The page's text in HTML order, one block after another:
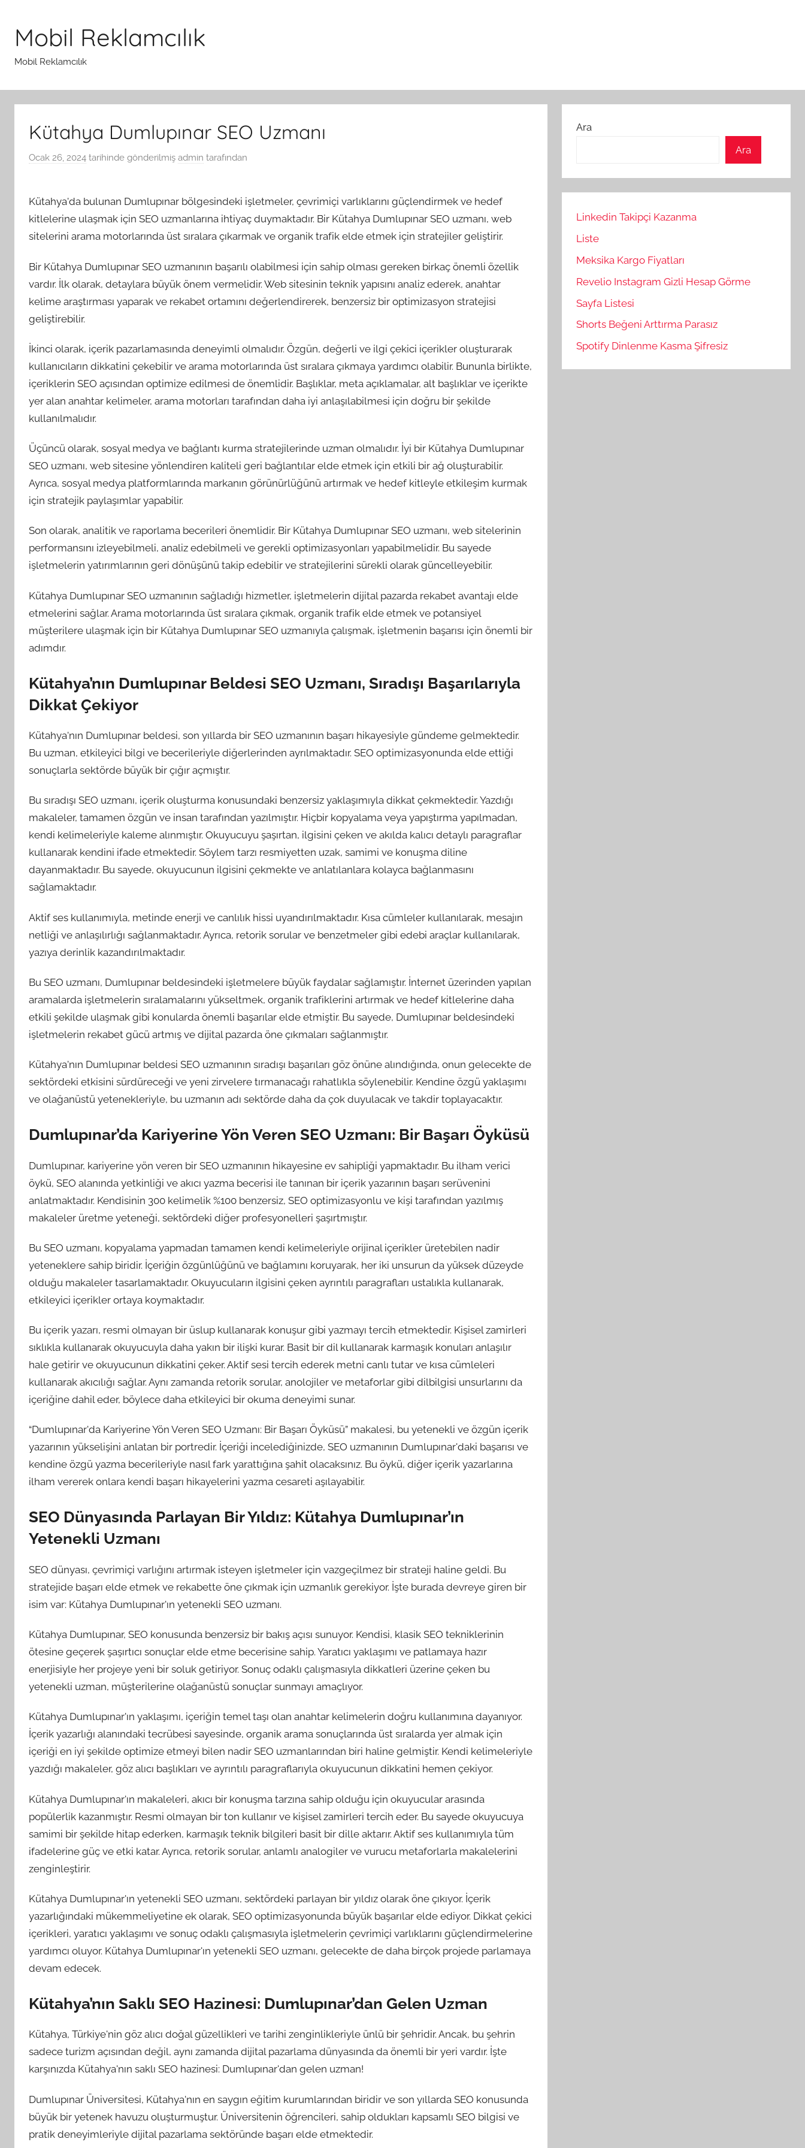
Mobil Reklamcılık
Mobil Reklamcılık
Kütahya Dumlupınar SEO Uzmanı
Ocak 26, 2024 tarihinde gönderilmiş admin tarafından
Kütahya'da bulunan Dumlupınar bölgesindeki işletmeler, çevrimiçi varlıklarını güçlendirmek ve hedef
kitlelerine ulaşmak için SEO uzmanlarına ihtiyaç duymaktadır. Bir Kütahya Dumlupınar SEO uzmanı, web
sitelerini arama motorlarında üst sıralara çıkarmak ve organik trafik elde etmek için stratejiler geliştirir.
Bir Kütahya Dumlupınar SEO uzmanının başarılı olabilmesi için sahip olması gereken birkaç önemli özellik
vardır. İlk olarak, detaylara büyük önem vermelidir. Web sitesinin teknik yapısını analiz ederek, anahtar
kelime araştırması yaparak ve rekabet ortamını değerlendirerek, benzersiz bir optimizasyon stratejisi
geliştirebilir.
İkinci olarak, içerik pazarlamasında deneyimli olmalıdır. Özgün, değerli ve ilgi çekici içerikler oluşturarak
kullanıcıların dikkatini çekebilir ve arama motorlarında üst sıralara çıkmaya yardımcı olabilir. Bununla birlikte,
içeriklerin SEO açısından optimize edilmesi de önemlidir. Başlıklar, meta açıklamalar, alt başlıklar ve içerikte
yer alan anahtar kelimeler, arama motorları tarafından daha iyi anlaşılabilmesi için doğru bir şekilde
kullanılmalıdır.
Üçüncü olarak, sosyal medya ve bağlantı kurma stratejilerinde uzman olmalıdır. İyi bir Kütahya Dumlupınar
SEO uzmanı, web sitesine yönlendiren kaliteli geri bağlantılar elde etmek için etkili bir ağ oluşturabilir.
Ayrıca, sosyal medya platformlarında markanın görünürlüğünü artırmak ve hedef kitleyle etkileşim kurmak
için stratejik paylaşımlar yapabilir.
Son olarak, analitik ve raporlama becerileri önemlidir. Bir Kütahya Dumlupınar SEO uzmanı, web sitelerinin
performansını izleyebilmeli, analiz edebilmeli ve gerekli optimizasyonları yapabilmelidir. Bu sayede
işletmelerin yatırımlarının geri dönüşünü takip edebilir ve stratejilerini sürekli olarak güncelleyebilir.
Kütahya Dumlupınar SEO uzmanının sağladığı hizmetler, işletmelerin dijital pazarda rekabet avantajı elde
etmelerini sağlar. Arama motorlarında üst sıralara çıkmak, organik trafik elde etmek ve potansiyel
müşterilere ulaşmak için bir Kütahya Dumlupınar SEO uzmanıyla çalışmak, işletmenin başarısı için önemli bir
adımdır.
Kütahya’nın Dumlupınar Beldesi SEO Uzmanı, Sıradışı Başarılarıyla
Dikkat Çekiyor
Kütahya'nın Dumlupınar beldesi, son yıllarda bir SEO uzmanının başarı hikayesiyle gündeme gelmektedir.
Bu uzman, etkileyici bilgi ve becerileriyle diğerlerinden ayrılmaktadır. SEO optimizasyonunda elde ettiği
sonuçlarla sektörde büyük bir çığır açmıştır.
Bu sıradışı SEO uzmanı, içerik oluşturma konusundaki benzersiz yaklaşımıyla dikkat çekmektedir. Yazdığı
makaleler, tamamen özgün ve insan tarafından yazılmıştır. Hiçbir kopyalama veya yapıştırma yapılmadan,
kendi kelimeleriyle kaleme alınmıştır. Okuyucuyu şaşırtan, ilgisini çeken ve akılda kalıcı detaylı paragraflar
kullanarak kendini ifade etmektedir. Söylem tarzı resmiyetten uzak, samimi ve konuşma diline
dayanmaktadır. Bu sayede, okuyucunun ilgisini çekmekte ve anlatılanlara kolayca bağlanmasını
sağlamaktadır.
Aktif ses kullanımıyla, metinde enerji ve canlılık hissi uyandırılmaktadır. Kısa cümleler kullanılarak, mesajın
netliği ve anlaşılırlığı sağlanmaktadır. Ayrıca, retorik sorular ve benzetmeler gibi edebi araçlar kullanılarak,
yazıya derinlik kazandırılmaktadır.
Bu SEO uzmanı, Dumlupınar beldesindeki işletmelere büyük faydalar sağlamıştır. İnternet üzerinden yapılan
aramalarda işletmelerin sıralamalarını yükseltmek, organik trafiklerini artırmak ve hedef kitlelerine daha
etkili şekilde ulaşmak gibi konularda önemli başarılar elde etmiştir. Bu sayede, Dumlupınar beldesindeki
işletmelerin rekabet gücü artmış ve dijital pazarda öne çıkmaları sağlanmıştır.
Kütahya'nın Dumlupınar beldesi SEO uzmanının sıradışı başarıları göz önüne alındığında, onun gelecekte de
sektördeki etkisini sürdüreceği ve yeni zirvelere tırmanacağı rahatlıkla söylenebilir. Kendine özgü yaklaşımı
ve olağanüstü yetenekleriyle, bu uzmanın adı sektörde daha da çok duyulacak ve takdir toplayacaktır.
Dumlupınar’da Kariyerine Yön Veren SEO Uzmanı: Bir Başarı Öyküsü
Dumlupınar, kariyerine yön veren bir SEO uzmanının hikayesine ev sahipliği yapmaktadır. Bu ilham verici
öykü, SEO alanında yetkinliği ve akıcı yazma becerisi ile tanınan bir içerik yazarının başarı serüvenini
anlatmaktadır. Kendisinin 300 kelimelik %100 benzersiz, SEO optimizasyonlu ve kişi tarafından yazılmış
makaleler üretme yeteneği, sektördeki diğer profesyonelleri şaşırtmıştır.
Bu SEO uzmanı, kopyalama yapmadan tamamen kendi kelimeleriyle orijinal içerikler üretebilen nadir
yeteneklere sahip biridir. İçeriğin özgünlüğünü ve bağlamını koruyarak, her iki unsurun da yüksek düzeyde
olduğu makaleler tasarlamaktadır. Okuyucuların ilgisini çeken ayrıntılı paragrafları ustalıkla kullanarak,
etkileyici içerikler ortaya koymaktadır.
Bu içerik yazarı, resmi olmayan bir üslup kullanarak konuşur gibi yazmayı tercih etmektedir. Kişisel zamirleri
sıklıkla kullanarak okuyucuyla daha yakın bir ilişki kurar. Basit bir dil kullanarak karmaşık konuları anlaşılır
hale getirir ve okuyucunun dikkatini çeker. Aktif sesi tercih ederek metni canlı tutar ve kısa cümleleri
kullanarak akıcılığı sağlar. Aynı zamanda retorik sorular, anolojiler ve metaforlar gibi dilbilgisi unsurlarını da
içeriğine dahil eder, böylece daha etkileyici bir okuma deneyimi sunar.
“Dumlupınar'da Kariyerine Yön Veren SEO Uzmanı: Bir Başarı Öyküsü” makalesi, bu yetenekli ve özgün içerik
yazarının yükselişini anlatan bir portredir. İçeriği incelediğinizde, SEO uzmanının Dumlupınar'daki başarısı ve
kendine özgü yazma becerileriyle nasıl fark yarattığına şahit olacaksınız. Bu öykü, diğer içerik yazarlarına
ilham vererek onlara kendi başarı hikayelerini yazma cesareti aşılayabilir.
SEO Dünyasında Parlayan Bir Yıldız: Kütahya Dumlupınar’ın
Yetenekli Uzmanı
SEO dünyası, çevrimiçi varlığını artırmak isteyen işletmeler için vazgeçilmez bir strateji haline geldi. Bu
stratejide başarı elde etmek ve rekabette öne çıkmak için uzmanlık gerekiyor. İşte burada devreye giren bir
isim var: Kütahya Dumlupınar'ın yetenekli SEO uzmanı.
Kütahya Dumlupınar, SEO konusunda benzersiz bir bakış açısı sunuyor. Kendisi, klasik SEO tekniklerinin
ötesine geçerek şaşırtıcı sonuçlar elde etme becerisine sahip. Yaratıcı yaklaşımı ve patlamaya hazır
enerjisiyle her projeye yeni bir soluk getiriyor. Sonuç odaklı çalışmasıyla dikkatleri üzerine çeken bu
yetenekli uzman, müşterilerine olağanüstü sonuçlar sunmayı amaçlıyor.
Kütahya Dumlupınar'ın yaklaşımı, içeriğin temel taşı olan anahtar kelimelerin doğru kullanımına dayanıyor.
İçerik yazarlığı alanındaki tecrübesi sayesinde, organik arama sonuçlarında üst sıralarda yer almak için
içeriği en iyi şekilde optimize etmeyi bilen nadir SEO uzmanlarından biri haline gelmiştir. Kendi kelimeleriyle
yazdığı makaleler, göz alıcı başlıkları ve ayrıntılı paragraflarıyla okuyucunun dikkatini hemen çekiyor.
Kütahya Dumlupınar'ın makaleleri, akıcı bir konuşma tarzına sahip olduğu için okuyucular arasında
popülerlik kazanmıştır. Resmi olmayan bir ton kullanır ve kişisel zamirleri tercih eder. Bu sayede okuyucuya
samimi bir şekilde hitap ederken, karmaşık teknik bilgileri basit bir dille aktarır. Aktif ses kullanımıyla tüm
ifadelerine güç ve etki katar. Ayrıca, retorik sorular, anlamlı analogiler ve vurucu metaforlarla makalelerini
zenginleştirir.
Kütahya Dumlupınar'ın yetenekli SEO uzmanı, sektördeki parlayan bir yıldız olarak öne çıkıyor. İçerik
yazarlığındaki mükemmeliyetine ek olarak, SEO optimizasyonunda büyük başarılar elde ediyor. Dikkat çekici
içerikleri, yaratıcı yaklaşımı ve sonuç odaklı çalışmasıyla işletmelerin çevrimiçi varlıklarını güçlendirmelerine
yardımcı oluyor. Kütahya Dumlupınar'ın yetenekli SEO uzmanı, gelecekte de daha birçok projede parlamaya
devam edecek.
Kütahya’nın Saklı SEO Hazinesi: Dumlupınar’dan Gelen Uzman
Kütahya, Türkiye'nin göz alıcı doğal güzellikleri ve tarihi zenginlikleriyle ünlü bir şehridir. Ancak, bu şehrin
sadece turizm açısından değil, aynı zamanda dijital pazarlama dünyasında da önemli bir yeri vardır. İşte
karşınızda Kütahya'nın saklı SEO hazinesi: Dumlupınar'dan gelen uzman!
Dumlupınar Üniversitesi, Kütahya'nın en saygın eğitim kurumlarından biridir ve son yıllarda SEO konusunda
büyük bir yetenek havuzu oluşturmuştur. Üniversitenin öğrencileri, sahip oldukları kapsamlı SEO bilgisi ve
pratik deneyimleriyle dijital pazarlama sektöründe başarı elde etmektedir.
Ara
Ara
Linkedin Takipçi Kazanma
Liste
Meksika Kargo Fiyatları
Revelio Instagram Gizli Hesap Görme
Sayfa Listesi
Shorts Beğeni Arttırma Parasız
Spotify Dinlenme Kasma Şifresiz